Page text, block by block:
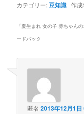
カテゴリー:豆知識 作
「夏生まれ 女の子 赤ちゃん
ードバック
匿名 2013年12月1